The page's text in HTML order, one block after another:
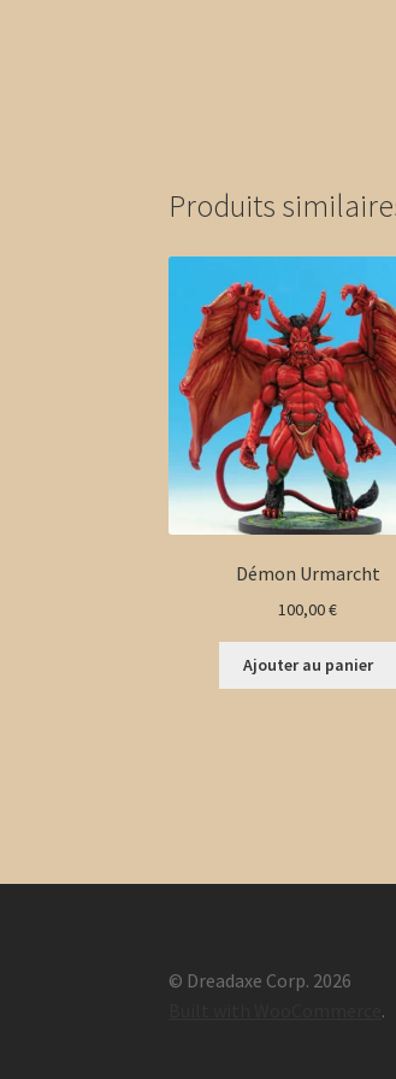
Produits
Démon Urmarcht
100,00€
Ajouter au panier
© Dreadaxe Corp. 2026
.